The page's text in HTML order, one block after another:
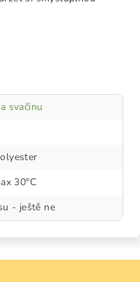
svačinu
30°C
- ještě ne